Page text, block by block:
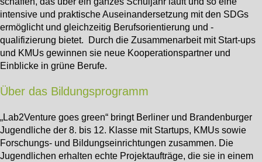
intensive und praktische Auseinandersetzung mit den SDGs
ermöglicht und gleichzeitig Berufsorientierung und -
qualifizierung bietet. Durch die Zusammenarbeit mit Start-ups
und KMUs gewinnen sie neue Kooperationspartner und
Einblicke in grüne Berufe.
Über das Bildungsprogramm
„Lab2Venture goes green“ bringt Berliner und Brandenburger
Jugendliche der 8. bis 12. Klasse mit Startups, KMUs sowie
Forschungs- und Bildungseinrichtungen zusammen. Die
Jugendlichen erhalten echte Projektaufträge, die sie in einem